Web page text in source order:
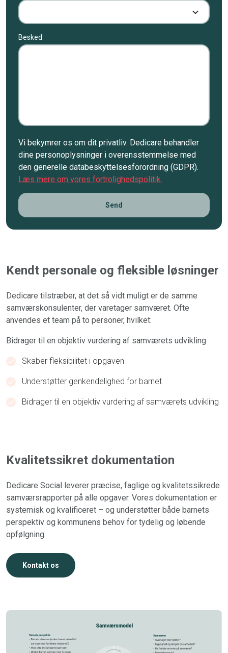
Besked
Vi bekymrer os om dit privatliv. Dedicare behandler
dine personoplysninger i overensstemmelse med
den generelle databeskyttelsesforordning (GDPR).
Læs mere om vores fortrolighedspolitik.
CAPTCHA
Kendt personale og fleksible løsninger
Dedicare tilstræber, at det så vidt muligt er de samme
samværskonsulenter, der varetager samværet. Ofte
anvendes et team på to personer, hvilket:
Bidrager til en objektiv vurdering af samværets udvikling
Skaber fleksibilitet i opgaven
Understøtter genkendelighed for barnet
Bidrager til en objektiv vurdering af samværets udvikling
Kvalitetssikret dokumentation
Dedicare Social leverer præcise, faglige og kvalitetssikrede
samværsrapporter på alle opgaver. Vores dokumentation er
systemisk og kvalificeret – og understøtter både barnets
perspektiv og kommunens behov for tydelig og løbende
opfølgning.
Kontakt os